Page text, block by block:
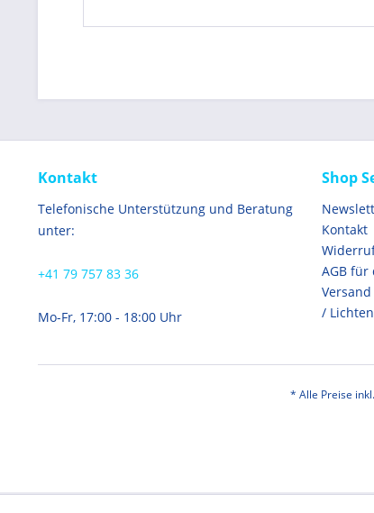
Kontakt
Telefonische Unterstützung und Beratung
unter:
+41 79 757 83 36
Mo-Fr, 17:00 - 18:00 Uhr
Shop
Kontakt
AGB für
/
* Alle Preise